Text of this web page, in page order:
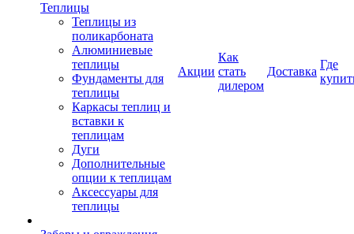
Теплицы
Теплицы из
поликарбоната
Алюминиевые
теплицы
Фундаменты для
теплицы
Каркасы теплиц и
вставки к
теплицам
Дуги
Дополнительные
опции к теплицам
Аксессуары для
теплицы
Акции
Как
стать
дилером
Доставка
Где